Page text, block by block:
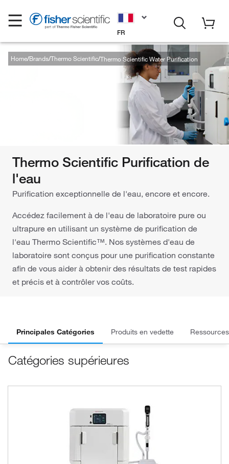
FR
Home Brands Thermo Scientific Thermo Scientific Water Purification
Thermo Scientific Purification de
l'eau
Purification exceptionnelle de l'eau, encore et encore.
Accédez facilement à de l'eau de laboratoire pure ou
ultrapure en utilisant un système de purification de
l'eau Thermo Scientific™. Nos systèmes d'eau de
laboratoire sont conçus pour une purification constante
afin de vous aider à obtenir des résultats de test rapides
et précis et à contrôler vos coûts.
Principales Catégories Produits en vedette
Catégories supérieures